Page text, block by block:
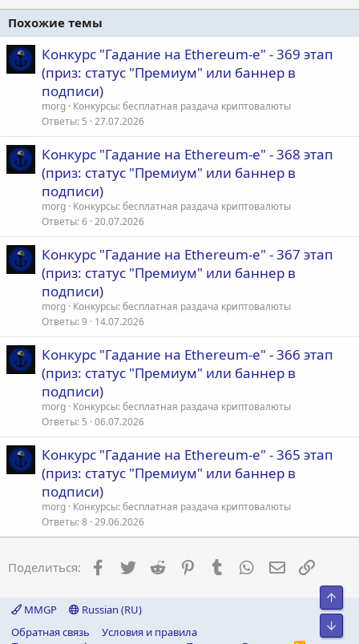
и
:
Похожие темы
Конкурс "Гадание на Ethereum-е" - 369 этап
(приз: статус "Премиум" или баннер в
подписи)
morg Конкурсы: бесплатная раздача криптовалюты
Ответы 5 27.07.2026
Конкурс "Гадание на Ethereum-е" - 368 этап
(приз: статус "Премиум" или баннер в
подписи)
morg Конкурсы: бесплатная раздача криптовалюты
Ответы 6 20.07.2026
Конкурс "Гадание на Ethereum-е" - 367 этап
(приз: статус "Премиум" или баннер в
подписи)
morg Конкурсы: бесплатная раздача криптовалюты
Ответы 9 14.07.2026
Конкурс "Гадание на Ethereum-е" - 366 этап
(приз: статус "Премиум" или баннер в
подписи)
morg Конкурсы: бесплатная раздача криптовалюты
Ответы 5 06.07.2026
Конкурс "Гадание на Ethereum-е" - 365 этап
(приз: статус "Премиум" или баннер в
подписи)
morg Конкурсы: бесплатная раздача криптовалюты
Ответы 8 29.06.2026
Поделиться: Facebook
Twitter Reddit PinterestTumblr WhatsApp
MMGP
Russian (RU)
Обратная связь
Условия и правила